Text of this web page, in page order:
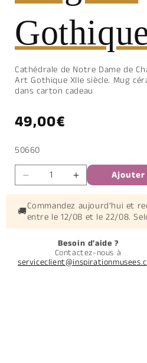
Cathédrale de Notre Dame de
Art Gothique XIIe siècle. Mug
dans carton cadeau
Prix
habituel
49,00€
SKU:
50660
Réduire
la
quantité
de
Mug
Gothique
Augmenter
la
quantité
de
Mug
Art
Gothique
🚚Commandez aujourd’hui et
entre le12/08 et le22/08.
Besoin d'aide ?
Contactez-nous à